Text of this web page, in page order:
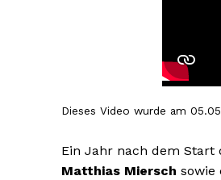
Dieses Video wurde am
Ein Jahr nach dem Start
Matthias Miersch sowie